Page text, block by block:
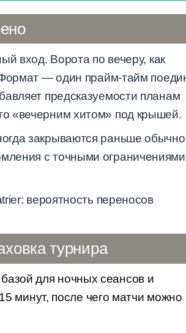
вход. Ворота по вечеру, как
— один прайм-тайм
предсказуемости планам
«вечерним хитом» под крышей.
закрываются раньше
с точными
вероятность переносов
турнира
для ночных сеансов и
минут, после чего матчи можно